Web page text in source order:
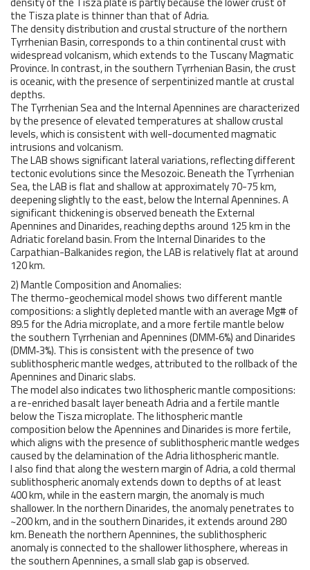
the Tisza plate is thinner than that of Adria.
The density distribution and crustal structure of the northern
Tyrrhenian Basin, corresponds to a thin continental crust with
widespread volcanism, which extends to the Tuscany Magmatic
Province. In contrast, in the southern Tyrrhenian Basin, the crust
is oceanic, with the presence of serpentinized mantle at crustal
depths.
The Tyrrhenian Sea and the Internal Apennines are characterized
by the presence of elevated temperatures at shallow crustal
levels, which is consistent with well-documented magmatic
intrusions and volcanism.
The LAB shows significant lateral variations, reflecting different
tectonic evolutions since the Mesozoic. Beneath the Tyrrhenian
Sea, the LAB is flat and shallow at approximately 70-75 km,
deepening slightly to the east, below the Internal Apennines. A
significant thickening is observed beneath the External
Apennines and Dinarides, reaching depths around 125 km in the
Adriatic foreland basin. From the Internal Dinarides to the
Carpathian-Balkanides region, the LAB is relatively flat at around
120 km.
2) Mantle Composition and Anomalies:
The thermo-geochemical model shows two different mantle
compositions: a slightly depleted mantle with an average Mg# of
89.5 for the Adria microplate, and a more fertile mantle below
the southern Tyrrhenian and Apennines (DMM‐6%) and Dinarides
(DMM‐3%). This is consistent with the presence of two
sublithospheric mantle wedges, attributed to the rollback of the
Apennines and Dinaric slabs.
The model also indicates two lithospheric mantle compositions:
a re-enriched basalt layer beneath Adria and a fertile mantle
below the Tisza microplate. The lithospheric mantle
composition below the Apennines and Dinarides is more fertile,
which aligns with the presence of sublithospheric mantle wedges
caused by the delamination of the Adria lithospheric mantle.
I also find that along the western margin of Adria, a cold thermal
sublithospheric anomaly extends down to depths of at least
400 km, while in the eastern margin, the anomaly is much
shallower. In the northern Dinarides, the anomaly penetrates to
~200 km, and in the southern Dinarides, it extends around 280
km. Beneath the northern Apennines, the sublithospheric
anomaly is connected to the shallower lithosphere, whereas in
the southern Apennines, a small slab gap is observed.